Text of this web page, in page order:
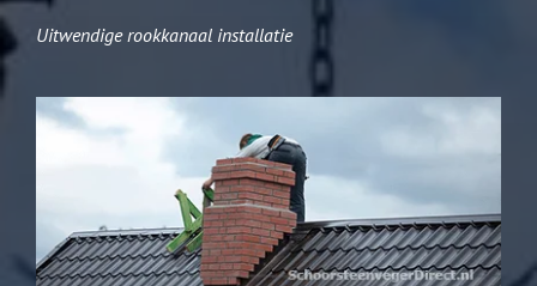
Uitwendige rookkanaal installatie